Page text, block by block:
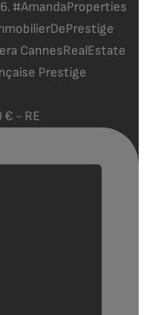
€ - RE